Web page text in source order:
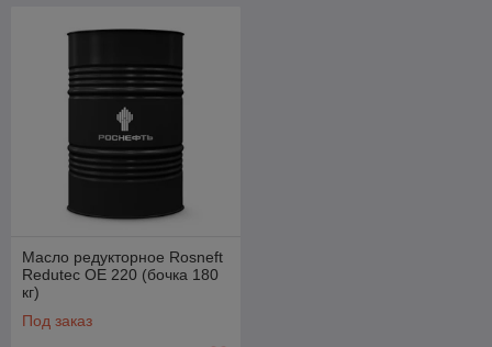
Масло редукторное Rosneft
Redutec OE 220 (бочка 180
кг)
Под заказ